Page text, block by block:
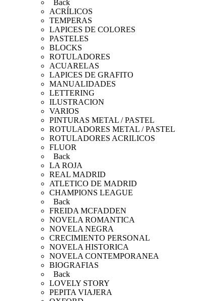
Back
ACRÍLICOS
TEMPERAS
LAPICES DE COLORES
PASTELES
BLOCKS
ROTULADORES
ACUARELAS
LAPICES DE GRAFITO
MANUALIDADES
LETTERING
ILUSTRACION
VARIOS
PINTURAS METAL / PASTEL
ROTULADORES METAL / PASTEL
ROTULADORES ACRILICOS
FLUOR
Back
LA ROJA
REAL MADRID
ATLETICO DE MADRID
CHAMPIONS LEAGUE
Back
FREIDA MCFADDEN
NOVELA ROMANTICA
NOVELA NEGRA
CRECIMIENTO PERSONAL
NOVELA HISTORICA
NOVELA CONTEMPORANEA
BIOGRAFIAS
Back
LOVELY STORY
PEPITA VIAJERA